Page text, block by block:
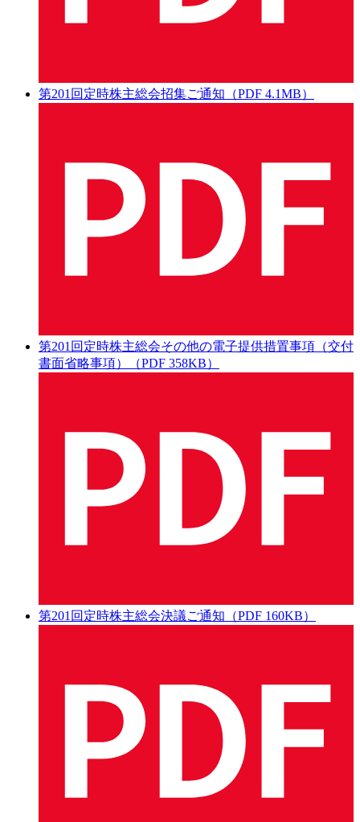
第201回定時株主総会招集ご通知（PDF 4.1MB）
第201回定時株主総会その他の電子提供措置事項（交付
書面省略事項）（PDF 358KB）
第201回定時株主総会決議ご通知（PDF 160KB）